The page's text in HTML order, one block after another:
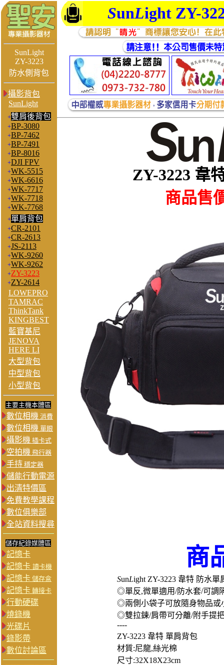
SunLight ZY-
SunLight
ZY-3223
防水側背包
攝影背包
SunLight
+雙肩後背包
+BP-3080
+BP-7462
+BP-7491
+BP-8016
+DJI FPV
+WK-5515
+WK-6616
+WK-7717
+WK-7718
+WK-7768
+單肩背包
+CR-2101
+CR-2613
+JS-2113
+WK-9260
+WK-9262
+ZY-3223
+ZY-2614
LOWEPRO
TAMRAC
ThinkTank
KINGBEST
藍寶基尼
JENOVA
HERE LI
大型背包
中型背包
小型背包
主要主機本體區
數位相機 消費
數位相機 單眼
攝影機 插卡式
空拍機 飛行器
手持 穩定器
儲能行動電源
出清特價區
免費教學課程
數位俱樂部
全站資料搜尋
儲存紀錄媒體區
記憶卡
記憶卡 讀卡機
記憶卡 儲存盒
記憶卡 轉接卡
行動硬碟
燒錄機
光碟片
錄影帶
數位討論區
ZY-3223 韋
商品售
商
SunLight ZY-3223 韋特 防水單
◎單反,微單適用/防水套/可調
◎兩側小袋子可放隨身物品或
◎雙拉鍊/肩帶可分離/附手提
----
ZY-3223 韋特 單肩背包
材質:尼龍,絲光棉
尺寸:32X18X23cm